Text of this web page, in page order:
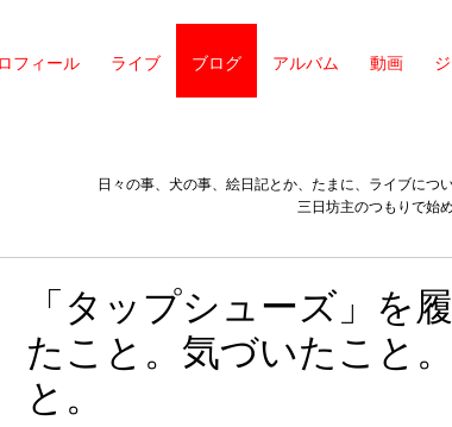
フィール ライブ ブログ アルバム 動画
日々の事、犬の事、絵日記とか、たまに、ライブにつ
三日坊主のつもりで始
「タップシューズ」を
たこと。気づいたこと
と。